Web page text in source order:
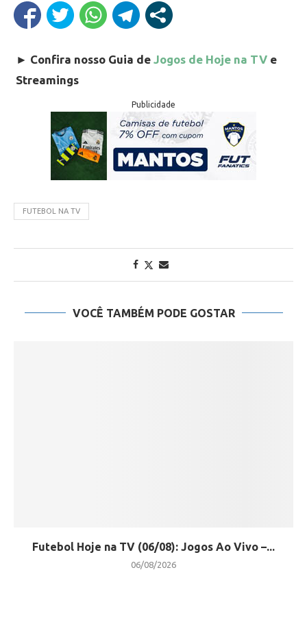
► Confira nosso Guia de Jogos de Hoje na TV e
Streamings
Publicidade
FUTEBOL NA TV
VOCÊ TAMBÉM PODE GOSTAR
Futebol Hoje na TV (06/08): Jogos Ao Vivo –...
06/08/2026